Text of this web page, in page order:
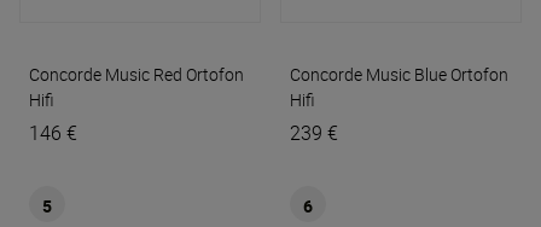
Concorde Music Red Ortofon
Hifi
146 €
Concorde Music Blue Ortofon
Hifi
239 €
5 6